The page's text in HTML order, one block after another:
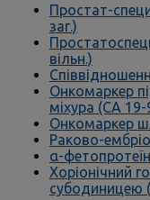
Простат-
заг.)
вільн.)
Онкомаркер
міхура (СА 19-
Онкомаркер
Раково-
α-
Хоріонічний
субодиницею